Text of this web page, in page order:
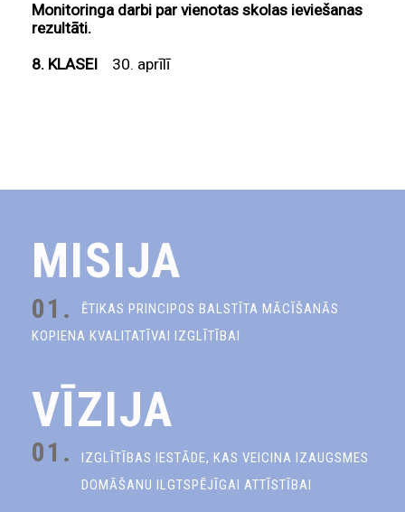
Monitoringa darbi par vienotas skolas ieviešanas
rezultāti.
8. KLASEI 30. aprīlī
MISIJA
01.
ĒTIKAS PRINCIPOS BALSTĪTA MĀCĪŠANĀS
KOPIENA KVALITATĪVAI IZGLĪTĪBAI
VĪZIJA
01.
IZGLĪTĪBAS IESTĀDE, KAS VEICINA IZAUGSMES
DOMĀŠANU ILGTSPĒJĪGAI ATTĪSTĪBAI